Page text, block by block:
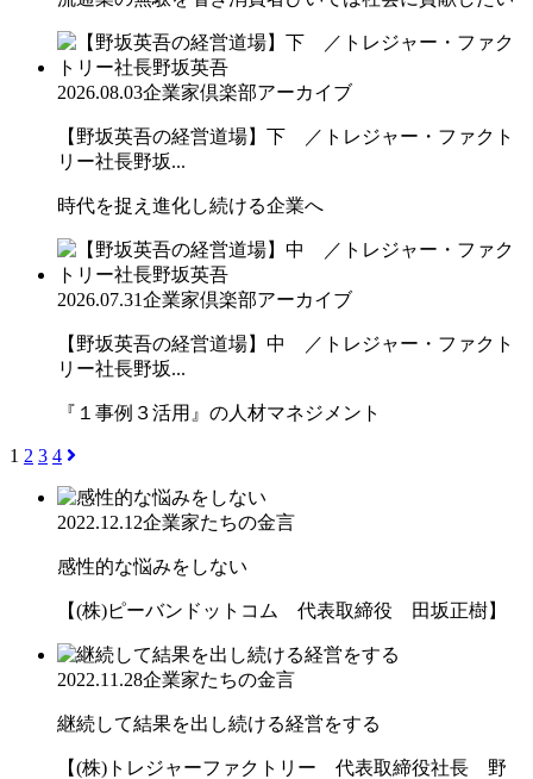
2026.08.03企業家倶楽部アーカイブ
【野坂英吾の経営道場】下 ／トレジャー・ファクト
リー社長野坂...
時代を捉え進化し続ける企業へ
2026.07.31企業家倶楽部アーカイブ
【野坂英吾の経営道場】中 ／トレジャー・ファクト
リー社長野坂...
『１事例３活用』の人材マネジメント
1 2 3 4
2022.12.12企業家たちの金言
感性的な悩みをしない
【(株)ピーバンドットコム 代表取締役 田坂正樹】
2022.11.28企業家たちの金言
継続して結果を出し続ける経営をする
【(株)トレジャーファクトリー 代表取締役社長 野